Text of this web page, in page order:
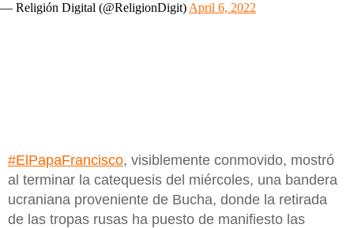
— Religión Digital (@ReligionDigit) April 6, 2022
#ElPapaFrancisco, visiblemente conmovido, mostró
al terminar la catequesis del miércoles, una bandera
ucraniana proveniente de Bucha, donde la retirada
de las tropas rusas ha puesto de manifiesto las